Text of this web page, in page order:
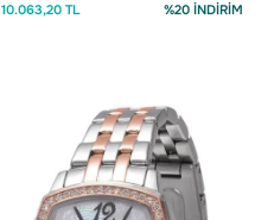
10.063,20 TL %20 İNDİRİM